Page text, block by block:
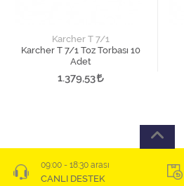
Karcher T 7/1
Karcher T 7/1 Toz Torbası 10
Adet
1.379,53
09:00 - 18:30 arası
CANLI DESTEK